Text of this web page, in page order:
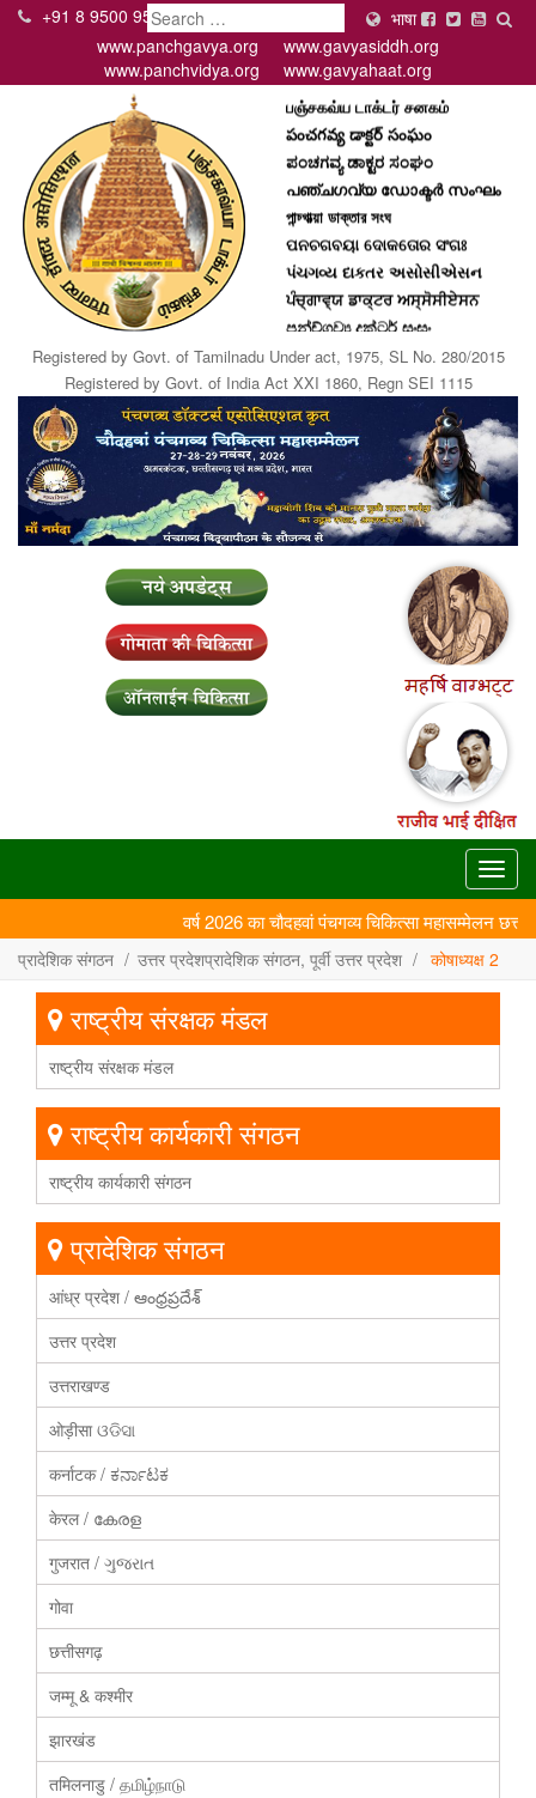
+91 8 9500 95000
www.panchgavya.org
www.gavyasiddh.org
www.panchvidya.org
www.gavyahaat.org
भाषा
Search
पंचगव्य डॉक्टर असोसिएशन
பஞ்சகவ்ய டாக்டர் சனகம்
పంచగవ్య డాక్టర్ సంఘం
ಪಂಚಗವ್ಯ ಡಾಕ್ಟರ ಸಂಘಂ
പഞ്ചഗവ്യ ഡോക്ടര്‍ സംഘം
পান্চ্গাভ্য়া ডাক্তার সংঘ
ପନଚଗବୟା ଦୋକତୋର ସଂଗଃ
પંચગવ્ય દાકતર અસોસીએસન
ਪੰਚ੍ਗਾਵ੍ਯ ਡਾਕ੍ਟਰ ਅਸ੍ਸੋਸੀਏਸਨ
පන්ච්ගව්‍ය දක්ටර් සංඝං
Registered by Govt. of Tamilnadu Under act, 1975, SL No. 280/2015
Registered by Govt. of India Act XXI 1860, Regn SEI 1115
वर्ष 2026 का चौदहवां पंचगव्य चिकित्सा महासम्मेलन
प्रादेशिक संगठन उत्तर प्रदेशप्रादेशिक संगठन, पूर्वी उत्तर प्रदेश कोषाध्यक्ष 2
राष्ट्रीय संरक्षक मंडल
राष्ट्रीय संरक्षक मंडल
राष्ट्रीय कार्यकारी संगठन
राष्ट्रीय कार्यकारी संगठन
प्रादेशिक संगठन
आंध्र प्रदेश / ఆంధ్రప్రదేశ్
उत्तर प्रदेश
उत्तराखण्ड
ओड़ीसा ଓଡିସା
कर्नाटक / ಕರ್ನಾಟಕ
केरल / കേരള
गुजरात / ગુજરાત
गोवा
छत्तीसगढ़
जम्मू & कश्मीर
झारखंड
तमिलनाडु / தமிழ்நாடு